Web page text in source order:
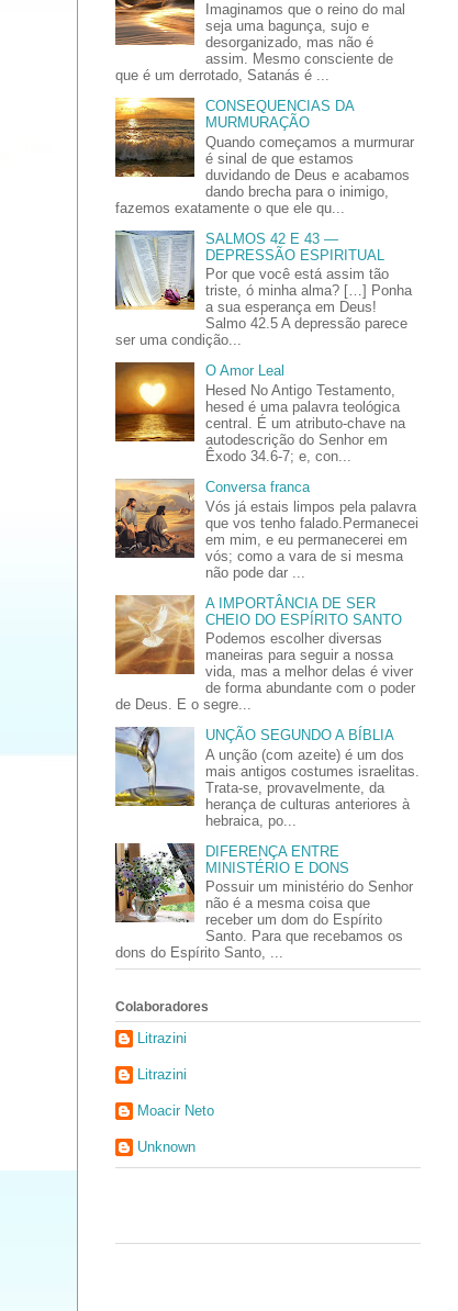
Imaginamos que o reino do mal
seja uma bagunça, sujo e
desorganizado, mas não é
assim. Mesmo consciente de
que é um derrotado, Satanás é ...
CONSEQUENCIAS DA
MURMURAÇÃO
Quando começamos a murmurar
é sinal de que estamos
duvidando de Deus e acabamos
dando brecha para o inimigo,
fazemos exatamente o que ele qu...
SALMOS 42 E 43 —
DEPRESSÃO ESPIRITUAL
Por que você está assim tão
triste, ó minha alma? […] Ponha
a sua esperança em Deus!
Salmo 42.5 A depressão parece
ser uma condição...
O Amor Leal
Hesed No Antigo Testamento,
hesed é uma palavra teológica
central. É um atributo-chave na
autodescrição do Senhor em
Êxodo 34.6-7; e, con...
Conversa franca
Vós já estais limpos pela palavra
que vos tenho falado.Permanecei
em mim, e eu permanecerei em
vós; como a vara de si mesma
não pode dar ...
A IMPORTÂNCIA DE SER
CHEIO DO ESPÍRITO SANTO
Podemos escolher diversas
maneiras para seguir a nossa
vida, mas a melhor delas é viver
de forma abundante com o poder
de Deus. E o segre...
UNÇÃO SEGUNDO A BÍBLIA
A unção (com azeite) é um dos
mais antigos costumes israelitas.
Trata-se, provavelmente, da
herança de culturas anteriores à
hebraica, po...
DIFERENÇA ENTRE
MINISTÉRIO E DONS
Possuir um ministério do Senhor
não é a mesma coisa que
receber um dom do Espírito
Santo. Para que recebamos os
dons do Espírito Santo, ...
Colaboradores
Litrazini
Litrazini
Moacir Neto
Unknown